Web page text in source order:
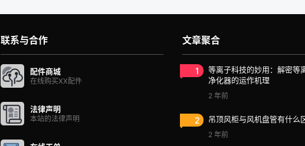
联系与合作
配件商城
在线购买XX配件
法律声明
本站的法律声明
文章聚合
1
等离子科技的妙用：解密等
净化器的运作机理
2 年前
2 吊顶风柜与风机盘管有什么
2 年前